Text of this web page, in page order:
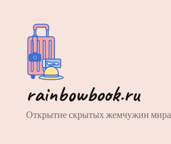
rainbowbook.ru
Открытие скрытых жемчужин мира